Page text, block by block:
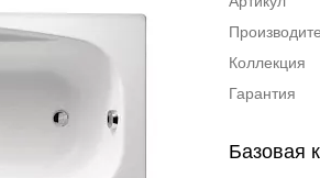
Коллекция
Гарантия
Базовая